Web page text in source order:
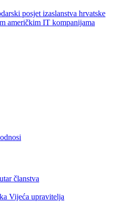
posjet izaslanstva hrvatske
američkim IT kompanijama
članstva
Vijeća upravitelja